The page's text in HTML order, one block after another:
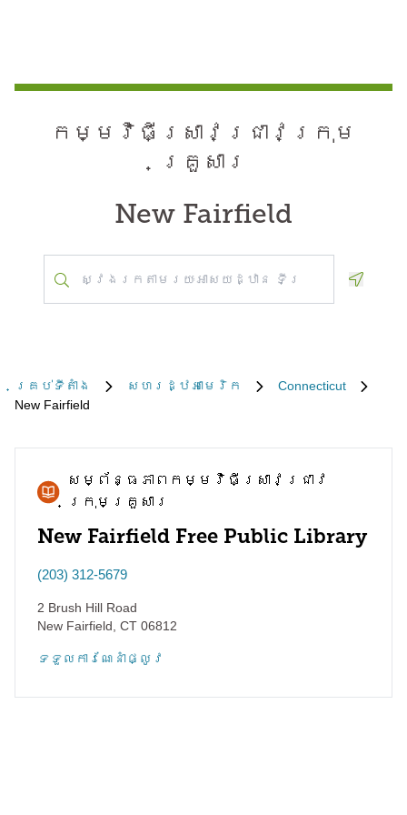
កម្មវិធី​ស្រាវជ្រាវ​ក្រុម
គ្រួសារ
New Fairfield
គ្រប់​ទីតាំង សហរដ្ឋអាមេរិក
Connecticut
New Fairfield
សម្ព័ន្ធភាព​កម្មវិធី​ស្រាវជ្រាវ​
ក្រុមគ្រួសារ
New Fairfield Free Public Library
(203) 312-5679
2 Brush Hill Road
New Fairfield CT 06812
ទទួល​ការណែនាំ​ផ្លូវ